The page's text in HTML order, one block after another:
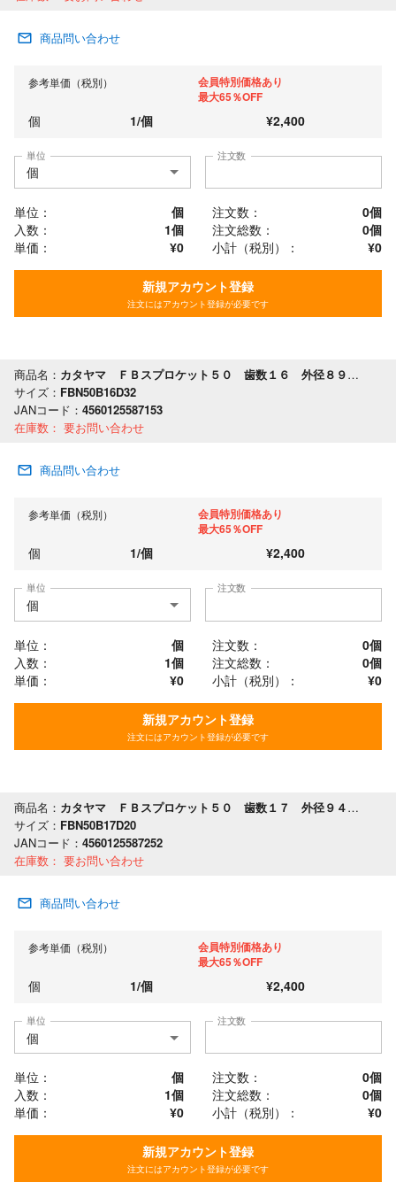
商品問い合わせ
参考単価（税別）
会員特別価格あり
最大65％OFF
個 1/個 ¥2,400
単位 注文数
単位：
個
入数：
1個
単価：
¥0
注文数： 0個
注文総数：
0個
小計（税別）：
¥0
新規アカウント登録
注文にはアカウント登録が必要です
商品名： カタヤマ ＦＢスプロケット５０ 歯数１６ 外径８９ 軸穴径３２
サイズ： FBN50B16D32
JANコード： 4560125587153
在庫数： 要お問い合わせ
商品問い合わせ
参考単価（税別）
会員特別価格あり
最大65％OFF
個 1/個 ¥2,400
単位 注文数
単位：
個
入数：
1個
単価：
¥0
注文数： 0個
注文総数：
0個
小計（税別）：
¥0
新規アカウント登録
注文にはアカウント登録が必要です
商品名： カタヤマ ＦＢスプロケット５０ 歯数１７ 外径９４ 軸穴径２０
サイズ： FBN50B17D20
JANコード： 4560125587252
在庫数： 要お問い合わせ
商品問い合わせ
参考単価（税別）
会員特別価格あり
最大65％OFF
個 1/個 ¥2,400
単位 注文数
単位：
個
入数：
1個
単価：
¥0
注文数： 0個
注文総数：
0個
小計（税別）：
¥0
新規アカウント登録
注文にはアカウント登録が必要です